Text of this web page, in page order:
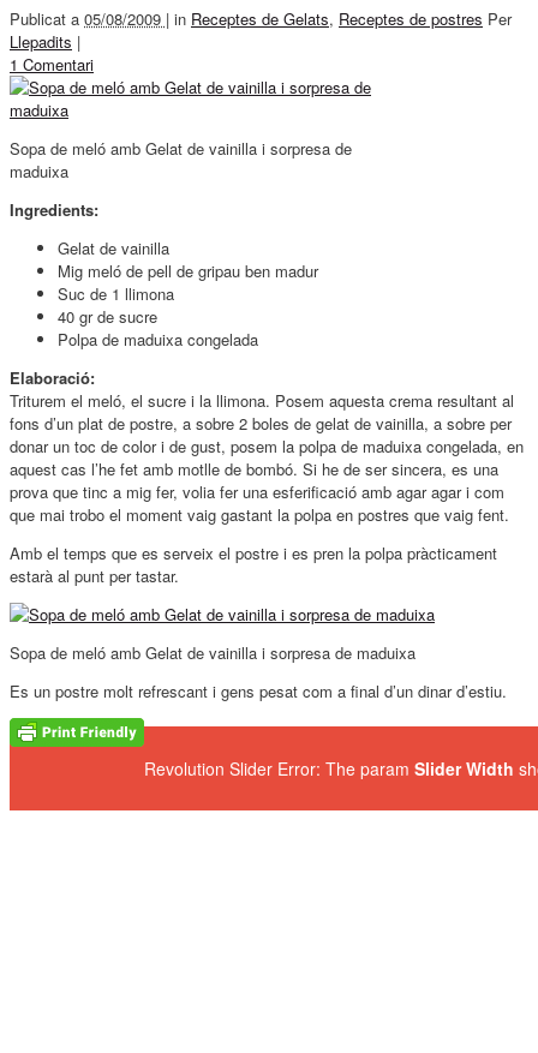
Publicat a 05/08/2009 | in Receptes de Gelats, Receptes de postres Per
Llepadits |
1 Comentari
Sopa de meló amb Gelat de vainilla i sorpresa de
maduixa
Ingredients:
Gelat de vainilla
Mig meló de pell de gripau ben madur
Suc de 1 llimona
40 gr de sucre
Polpa de maduixa congelada
Elaboració:
Triturem el meló, el sucre i la llimona. Posem aquesta crema resultant al
fons d’un plat de postre, a sobre 2 boles de gelat de vainilla, a sobre per
donar un toc de color i de gust, posem la polpa de maduixa congelada, en
aquest cas l’he fet amb motlle de bombó. Si he de ser sincera, es una
prova que tinc a mig fer, volia fer una esferificació amb agar agar i com
que mai trobo el moment vaig gastant la polpa en postres que vaig fent.
Amb el temps que es serveix el postre i es pren la polpa pràcticament
estarà al punt per tastar.
Sopa de meló amb Gelat de vainilla i sorpresa de maduixa
Es un postre molt refrescant i gens pesat com a final d’un dinar d’estiu.
Revolution Slider Error: The param Slider Width